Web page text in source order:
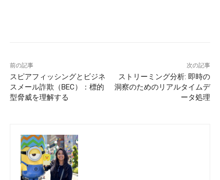
前の記事
スピアフィッシングとビジネ
スメール詐欺（BEC）：標的
型脅威を理解する
次の記事
ストリーミング分析: 即時の
洞察のためのリアルタイムデ
ータ処理